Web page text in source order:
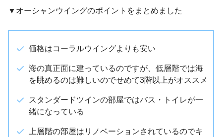
▼オーシャンウイングのポイントをまとめました
価格はコーラルウイングよりも安い
海の真正面に建っているのですが、低層階では海
を眺めるのは難しいのでせめて3階以上がオススメ
スタンダードツインの部屋ではバス・トイレが一
緒になっている
上層階の部屋はリノベーションされているのでキ